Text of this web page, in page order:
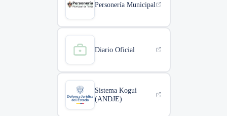
Personería Municipal
Diario Oficial
Sistema Kogui
(ANDJE)